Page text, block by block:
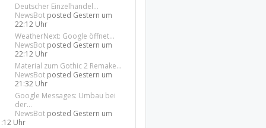
Deutscher Einzelhandel...
NewsBot posted Gestern um
22:12 Uhr
WeatherNext: Google öffnet...
NewsBot posted Gestern um
22:12 Uhr
Material zum Gothic 2 Remake...
NewsBot posted Gestern um
21:32 Uhr
Google Messages: Umbau bei
der...
NewsBot posted Gestern um
Uhr